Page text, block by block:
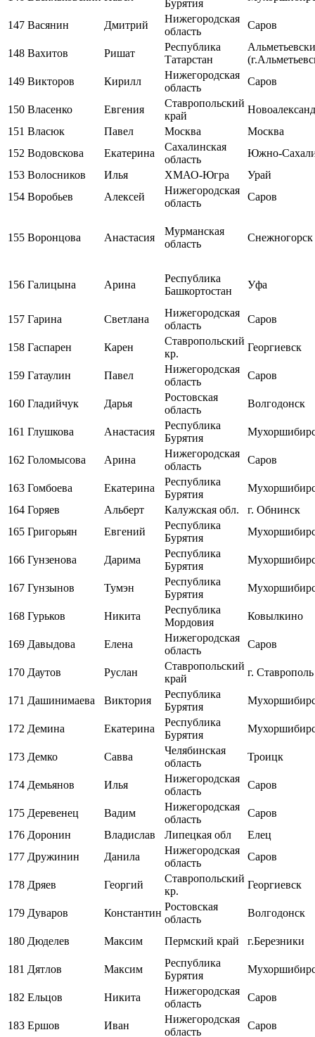
Бурятия
147 Васянин Дмитрий
Нижегородская
область
Саров
148 Вахитов Ришат
Республика
Татарстан
149 Викторов Кирилл
Нижегородская
область
Саров
150 Власенко Евгения
Ставропольский
край
151 Власюк Павел Москва
Москва
152 Водовскова Екатерина
Сахалинская
область
Южно-
153 Волосников Илья ХМАО-Югра
Урай
154 Воробьев Алексей
Нижегородская
область
Саров
155 Воронцова Анастасия
Мурманская
область
Снежногорск
156 Галицына Арина
Республика
Башкортостан
Уфа
157 Гарина Светлана
Нижегородская
область
Саров
158 Гаспарен Карен
Ставропольский
кр.
Георгиевск
159 Гатаулин Павел
Нижегородская
область
Саров
160 Гладийчук Дарья
Ростовская
область
Волгодонск
161 Глушкова Анастасия
Республика
Бурятия
162 Голомысова Арина
Нижегородская
область
Саров
163 Гомбоева Екатерина
Республика
Бурятия
164 Горяев Альберт Калужская обл.
г. Обнинск
165 Григорьян Евгений
Республика
Бурятия
166 Гунзенова Дарима
Республика
Бурятия
167 Гунзынов Тумэн
Республика
Бурятия
168 Гурьков Никита
Республика
Мордовия
Ковылкино
169 Давыдова Елена
Нижегородская
область
Саров
170 Даутов Руслан
Ставропольский
край
г. Ставрополь
171 Дашинимаева Виктория
Республика
Бурятия
172 Демина Екатерина
Республика
Бурятия
173 Демко Савва
Челябинская
область
Троицк
174 Демьянов Илья
Нижегородская
область
Саров
175 Деревенец Вадим
Нижегородская
область
Саров
176 Доронин Владислав Липецкая обл
Елец
177 Дружинин Данила
Нижегородская
область
Саров
178 Дряев Георгий
Ставропольский
кр.
Георгиевск
179 Дуваров Константин
Ростовская
область
Волгодонск
180 Дюделев Максим Пермский край г.Березники
181 Дятлов Максим
Республика
Бурятия
182 Ельцов Никита
Нижегородская
область
Саров
183 Ершов Иван
Нижегородская
область
Саров